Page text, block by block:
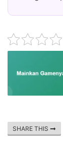
SHARE THIS